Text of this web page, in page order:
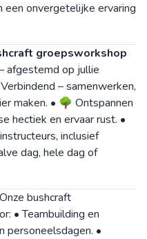
een onvergetelijke ervaring
groepsworkshop
afgestemd op jullie
– samenwerken,
maken. • 🌳 Ontspannen
hectiek en ervaar rust. •
inclusief
dag, hele dag of
Onze bushcraft
• Teambuilding en
personeelsdagen. •